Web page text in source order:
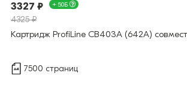
3327 ₽ + 50Б
4325 ₽
Картридж ProfiLine CB403A (642A)
7500 страниц